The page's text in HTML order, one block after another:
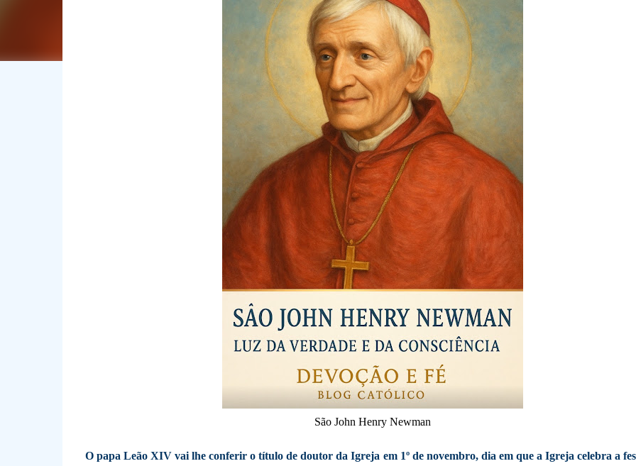
São John Henry Newman
O papa Leão XIV vai lhe conferir o título de doutor da Igreja em 1º de novembro, dia em que a Igreja celebra a